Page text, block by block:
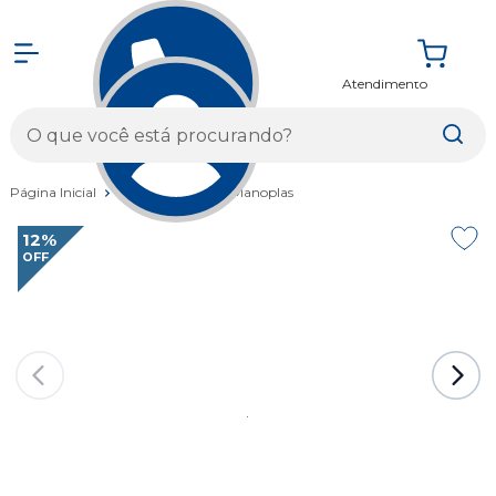
Atendimento
Página Inicial Componentes Manoplas
12%
OFF